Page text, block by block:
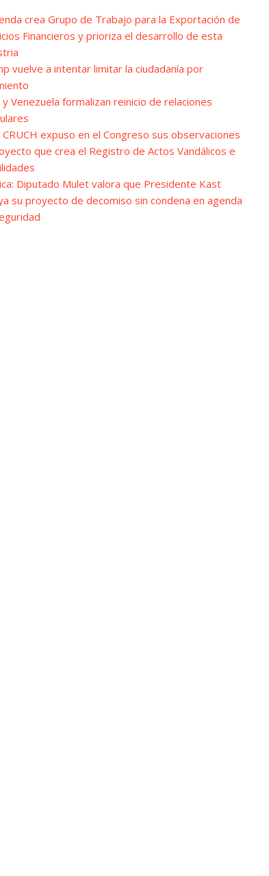
crea Grupo de Trabajo para la Exportación de
Financieros y prioriza el desarrollo de esta
vuelve a intentar limitar la ciudadanía por
y Venezuela formalizan reinicio de relaciones
CRUCH expuso en el Congreso sus observaciones
que crea el Registro de Actos Vandálicos e
Diputado Mulet valora que Presidente Kast
su proyecto de decomiso sin condena en agenda